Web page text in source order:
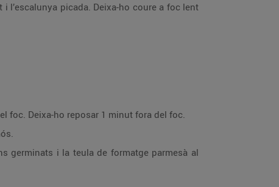
l’escalunya picada. Deixa-ho coure a foc lent
foc. Deixa-ho reposar 1 minut fora del foc.
germinats i la teula de formatge parmesà al